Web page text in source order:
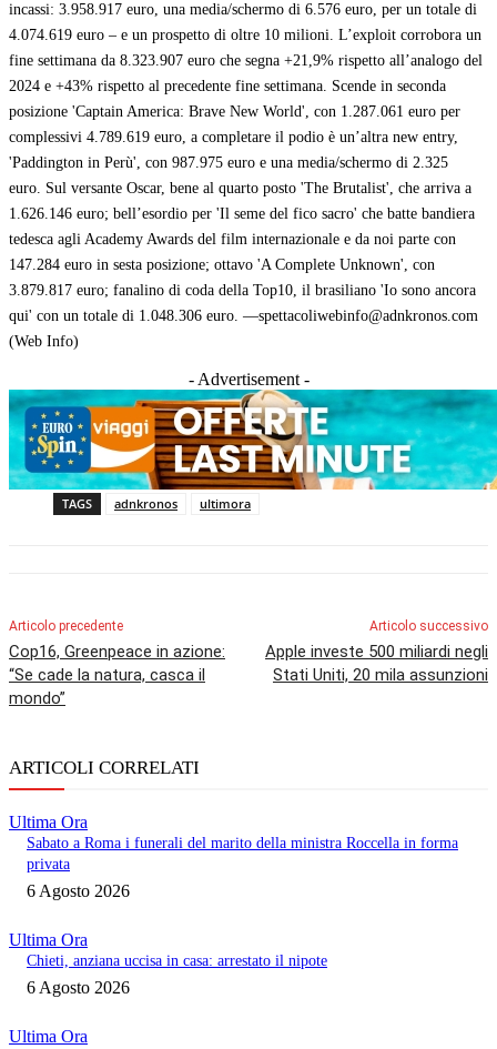
incassi: 3.958.917 euro, una media/schermo di 6.576 euro, per un totale di
4.074.619 euro – e un prospetto di oltre 10 milioni. L’exploit corrobora un
fine settimana da 8.323.907 euro che segna +21,9% rispetto all’analogo del
2024 e +43% rispetto al precedente fine settimana. Scende in seconda
posizione 'Captain America: Brave New World', con 1.287.061 euro per
complessivi 4.789.619 euro, a completare il podio è un’altra new entry,
'Paddington in Perù', con 987.975 euro e una media/schermo di 2.325
euro. Sul versante Oscar, bene al quarto posto 'The Brutalist', che arriva a
1.626.146 euro; bell’esordio per 'Il seme del fico sacro' che batte bandiera
tedesca agli Academy Awards del film internazionale e da noi parte con
147.284 euro in sesta posizione; ottavo 'A Complete Unknown', con
3.879.817 euro; fanalino di coda della Top10, il brasiliano 'Io sono ancora
qui' con un totale di 1.048.306 euro. —spettacoliwebinfo@adnkronos.com
(Web Info)
- Advertisement -
TAGS adnkronos ultimora
Articolo precedente
Cop16, Greenpeace in azione:
“Se cade la natura, casca il
mondo”
Articolo successivo
Apple investe 500 miliardi negli
Stati Uniti, 20 mila assunzioni
ARTICOLI CORRELATI
Ultima Ora
Sabato a Roma i funerali del marito della ministra Roccella in forma
privata
6 Agosto 2026
Ultima Ora
Chieti, anziana uccisa in casa: arrestato il nipote
6 Agosto 2026
Ultima Ora